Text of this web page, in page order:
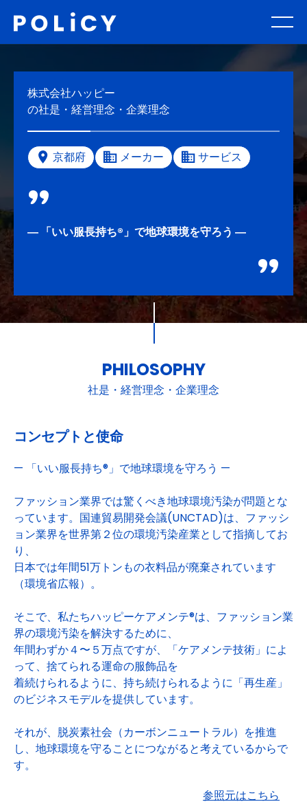
株式会社ハッピー
の社是・経営理念・企業理念
京都府 メーカー サービス
― 「いい服長持ち®」で地球環境を守ろう ―
PHILOSOPHY
社是・経営理念・企業理念
コンセプトと使命
— 「いい服長持ち®」で地球環境を守ろう —
ファッション業界では驚くべき地球環境汚染が問題とな
っています。国連貿易開発会議(UNCTAD)は、ファッシ
ョン業界を世界第２位の環境汚染産業として指摘してお
り、
日本では年間51万トンもの衣料品が廃棄されています
（環境省広報）。
そこで、私たちハッピーケアメンテ®は、ファッション業
界の環境汚染を解決するために、
年間わずか４〜５万点ですが、「ケアメンテ技術」によ
って、捨てられる運命の服飾品を
着続けられるように、持ち続けられるように「再生産」
のビジネスモデルを提供しています。
それが、脱炭素社会（カーボンニュートラル）を推進
し、地球環境を守ることにつながると考えているからで
す。
参照元はこちら